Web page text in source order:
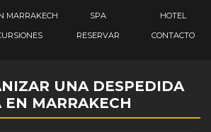
MARRAKECH SPA
HOTEL
RESERVAR CONTACTO
UNA DESPEDIDA
EN MARRAKECH